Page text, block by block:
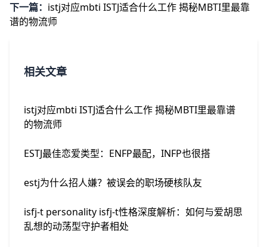
下一篇： istj对应mbti ISTJ适合什么工作 揭秘MBTI里最靠
谱的物流师
相关文章
istj对应mbti ISTJ适合什么工作 揭秘MBTI里最靠谱
的物流师
ESTJ最佳恋爱类型：ENFP最配，INFP也很搭
estj为什么招人嫌？被误会的职场硬核队友
isfj-t personality isfj-t性格深度解析：如何与爱胡思
乱想的动荡型守护者相处